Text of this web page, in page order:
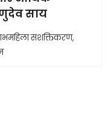
साय
सशक्तिकरण,